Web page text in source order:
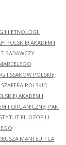
I ETNOLOGII
POLSKIEJ AKADEMII
BADAWCZY
SSAKÓW POLSKIEJ
POLSKIEJ
AKADEMII
ORGANICZNEJ PAN
FILOZOFII I
MANTEUFFLA